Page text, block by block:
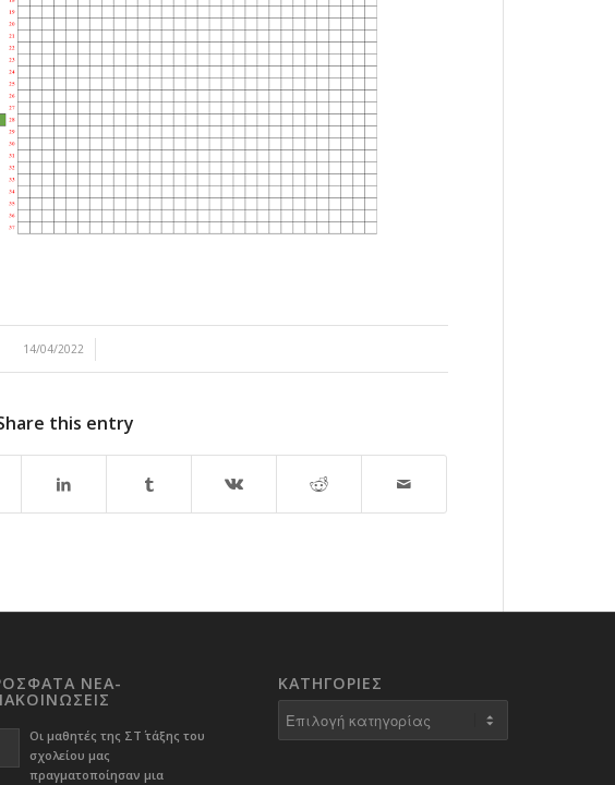
14/04/2022
/
this entry
ΝΕΑ-
Οι μαθητές της ΣΤ΄ τάξης του
σχολείου μας
πραγματοποίησαν μια
KΑΤΗΓΟΡΊΕΣ
Kατηγορίες